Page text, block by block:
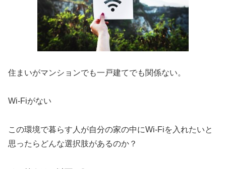
住まいがマンションでも一戸建てでも関係ない。
Wi-Fiがない
この環境で暮らす人が自分の家の中にWi-Fiを入れたいと
思ったらどんな選択肢があるのか？